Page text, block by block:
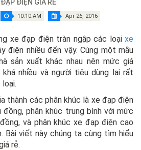
ĐIỆN GIÁ RẺ
10:10:AM Apr 26, 2016
xe đạp điện tràn ngập các loại xe
điện nhiều đến vậy. Cùng một mẫu
sản xuất khác nhau nên mức giá
khá nhiều và người tiêu dùng lại rất
thành các phân khúc là xe đạp điện
phân khúc trung bình với mức
và phân khúc xe đạp điện cao
viết này chúng ta cùng tìm hiểu
rẻ.